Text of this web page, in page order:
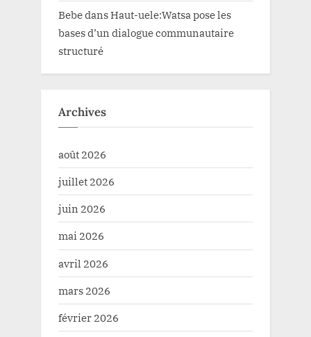
BebedansHaut-uele:Watsa pose les
bases d’un dialogue communautaire
structuré
Archives
août 2026
juillet 2026
juin 2026
mai 2026
avril 2026
mars 2026
février 2026